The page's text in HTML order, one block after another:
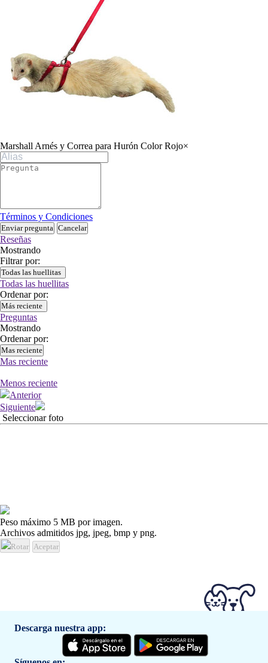
Marshall Arnés y Correa para Hurón Color Rojo×
Términos y Condiciones
Enviar pregunta Cancelar
Reseñas
Mostrando
Filtrar por:
Todas las huellitas
Todas las huellitas
Ordenar por:
Más reciente
Preguntas
Mostrando
Ordenar por:
Mas reciente
Mas reciente
Menos reciente
Anterior
Siguiente
Seleccionar foto
Peso máximo 5 MB por imagen.
Archivos admitidos jpg, jpeg, bmp y png.
Rotar Aceptar
Descarga nuestra app: